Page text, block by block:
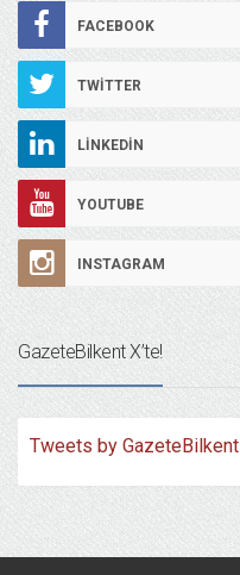
FACEBOOK
TWITTER
LINKEDIN
YOUTUBE
INSTAGRAM
GazeteBilkent X’te!
Tweets by GazeteBilkent